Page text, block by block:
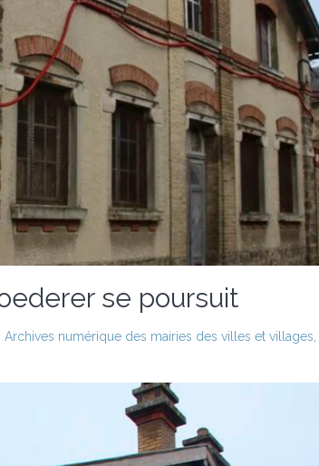
se poursuit
Archives numérique des mairies des villes et villages,